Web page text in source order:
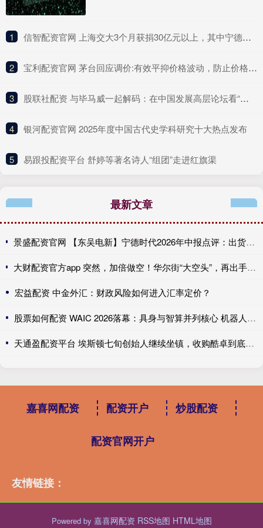
1 ​信智配资官网 上海交大3个月获捐30亿元以上，其中宁德时代刷新最大单笔捐赠纪录
2 ​宝利配资官网 茅台回应调价:有效平抑价格波动，防止价格炒作
3 ​股联社配资 与毕马威一起解码：在中国发展高层论坛看“十五五”规划里的中国机遇
4 ​银河配资官网 2025年度中国古代史学科研究十大热点发布
5 ​易跟投配资平台 舒婷等著名诗人“组团”走进红旗渠
最新文章
景盛配资官网 【东吴电新】宁德时代2026年中报点评：出货高增业绩稳健，回购彰显龙头信心
大财配资官方app 突然，加倍做空！华尔街“大空头”，再出手！AI“狼来了”，这次是真的吗？
宏益配资 中金外汇：财政风险如何进入汇率定价？
股票如何配资 WAIC 2026落幕：具身与智算并列核心 机器人精度达0.2μm级
天通盈配资平台 埃斯顿七旬创始人继续坐镇，收购酷卓到底为了里子还是面子？
嘉喜网配资 配资开户 炒股配资
配资官网开户
友情链接：
Powered by 嘉喜网配资 RSS地图 HTML地图